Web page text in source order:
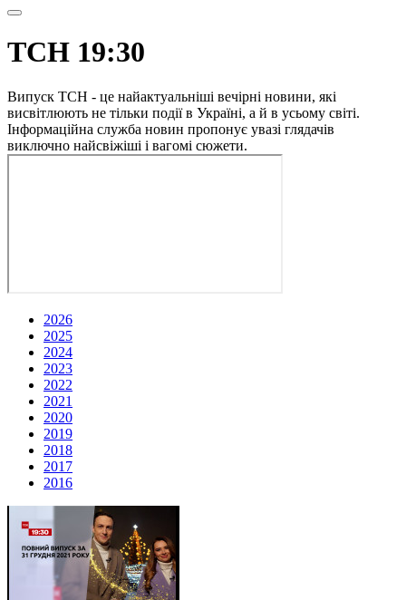
ТСН 19:30
Випуск ТСН - це найактуальніші вечірні новини, які
висвітлюють не тільки події в Україні, а й в усьому світі.
Інформаційна служба новин пропонує увазі глядачів
виключно найсвіжіші і вагомі сюжети.
2026
2025
2024
2023
2022
2021
2020
2019
2018
2017
2016